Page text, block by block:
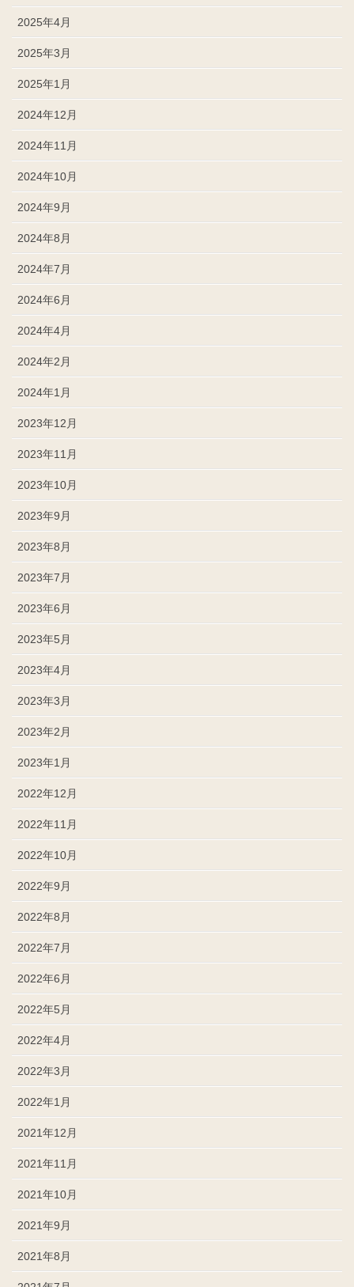
2025年4月
2025年3月
2025年1月
2024年12月
2024年11月
2024年10月
2024年9月
2024年8月
2024年7月
2024年6月
2024年4月
2024年2月
2024年1月
2023年12月
2023年11月
2023年10月
2023年9月
2023年8月
2023年7月
2023年6月
2023年5月
2023年4月
2023年3月
2023年2月
2023年1月
2022年12月
2022年11月
2022年10月
2022年9月
2022年8月
2022年7月
2022年6月
2022年5月
2022年4月
2022年3月
2022年1月
2021年12月
2021年11月
2021年10月
2021年9月
2021年8月